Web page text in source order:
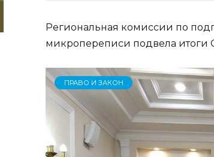
Региональная комиссии по
микропереписи подвела итоги
ПРАВО И ЗАКОН